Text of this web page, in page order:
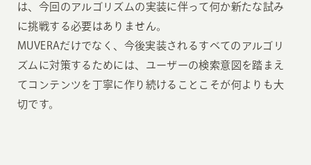
は、今回のアルゴリズムの実装に伴って何か新たな試み
に挑戦する必要はありません。
MUVERAだけでなく、今後実装されるすべてのアルゴリ
ズムに対策するためには、ユーザーの検索意図を踏まえ
てコンテンツを丁寧に作り続けることこそが何よりも大
切です。